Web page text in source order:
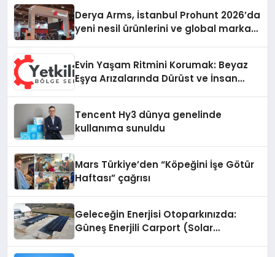
Derya Arms, İstanbul Prohunt 2026’da
yeni nesil ürünlerini ve global marka
Evin Yaşam Ritmini Korumak: Beyaz
Eşya Arızalarında Dürüst ve İnsan
Tencent Hy3 dünya genelinde
kullanıma sunuldu
Mars Türkiye’den “Köpeğini İşe Götür
Haftası” çağrısı
Geleceğin Enerjisi Otoparkınızda:
Güneş Enerjili Carport (Solar